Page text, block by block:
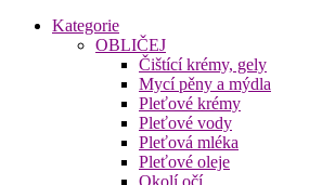
Kategorie
OBLIČEJ
Čištící krémy, gely
Mycí pěny a mýdla
Pleťové krémy
Pleťové vody
Pleťová mléka
Pleťové oleje